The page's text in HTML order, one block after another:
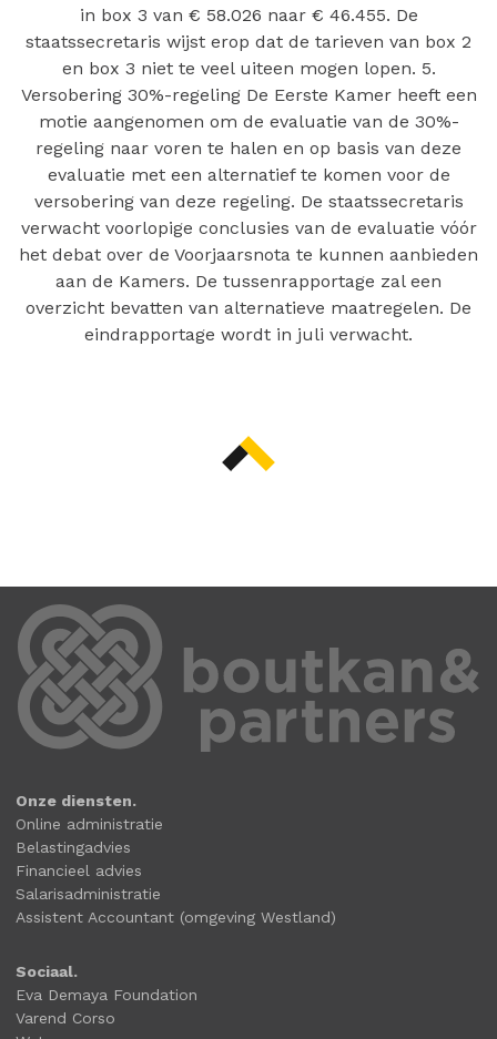
in box 3 van € 58.026 naar € 46.455. De
staatssecretaris wijst erop dat de tarieven van box 2
en box 3 niet te veel uiteen mogen lopen. 5.
Versobering 30%-regeling De Eerste Kamer heeft een
motie aangenomen om de evaluatie van de 30%-
regeling naar voren te halen en op basis van deze
evaluatie met een alternatief te komen voor de
versobering van deze regeling. De staatssecretaris
verwacht voorlopige conclusies van de evaluatie vóór
het debat over de Voorjaarsnota te kunnen aanbieden
aan de Kamers. De tussenrapportage zal een
overzicht bevatten van alternatieve maatregelen. De
eindrapportage wordt in juli verwacht.
Onze diensten.
Online administratie
Belastingadvies
Financieel advies
Salarisadministratie
Assistent Accountant (omgeving Westland)
Sociaal.
Eva Demaya Foundation
Varend Corso